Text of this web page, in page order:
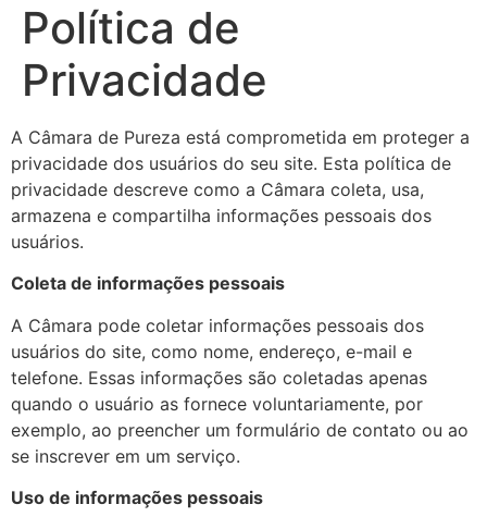
Política de
Privacidade
A Câmara de Pureza está comprometida em proteger a
privacidade dos usuários do seu site. Esta política de
privacidade descreve como a Câmara coleta, usa,
armazena e compartilha informações pessoais dos
usuários.
Coleta de informações pessoais
A Câmara pode coletar informações pessoais dos
usuários do site, como nome, endereço, e-mail e
telefone. Essas informações são coletadas apenas
quando o usuário as fornece voluntariamente, por
exemplo, ao preencher um formulário de contato ou ao
se inscrever em um serviço.
Uso de informações pessoais